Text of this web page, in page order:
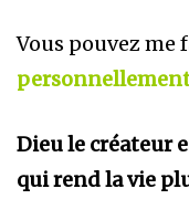
Vous pouvez me
Dieu le créateur
qui rend la vie